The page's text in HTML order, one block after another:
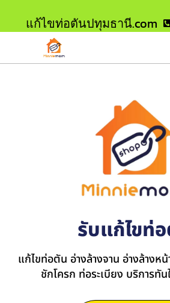
แก้ไขท่อตันปทุมธานี.com
รับแก้ไขท่
แก้ไขท่อตัน อ่างล้างจาน อ่างล้างห
ชักโครก ท่อระเบียง บริการทัน